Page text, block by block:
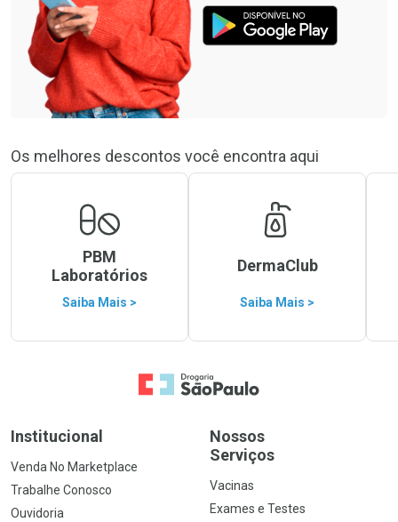
Os melhores descontos você encontra aqui
PBM
Laboratórios
Saiba Mais >
DermaClub
Saiba Mais >
Ir para a Home
Institucional
Venda No Marketplace
Trabalhe Conosco
Ouvidoria
Nossos
Serviços
Vacinas
Exames e Testes